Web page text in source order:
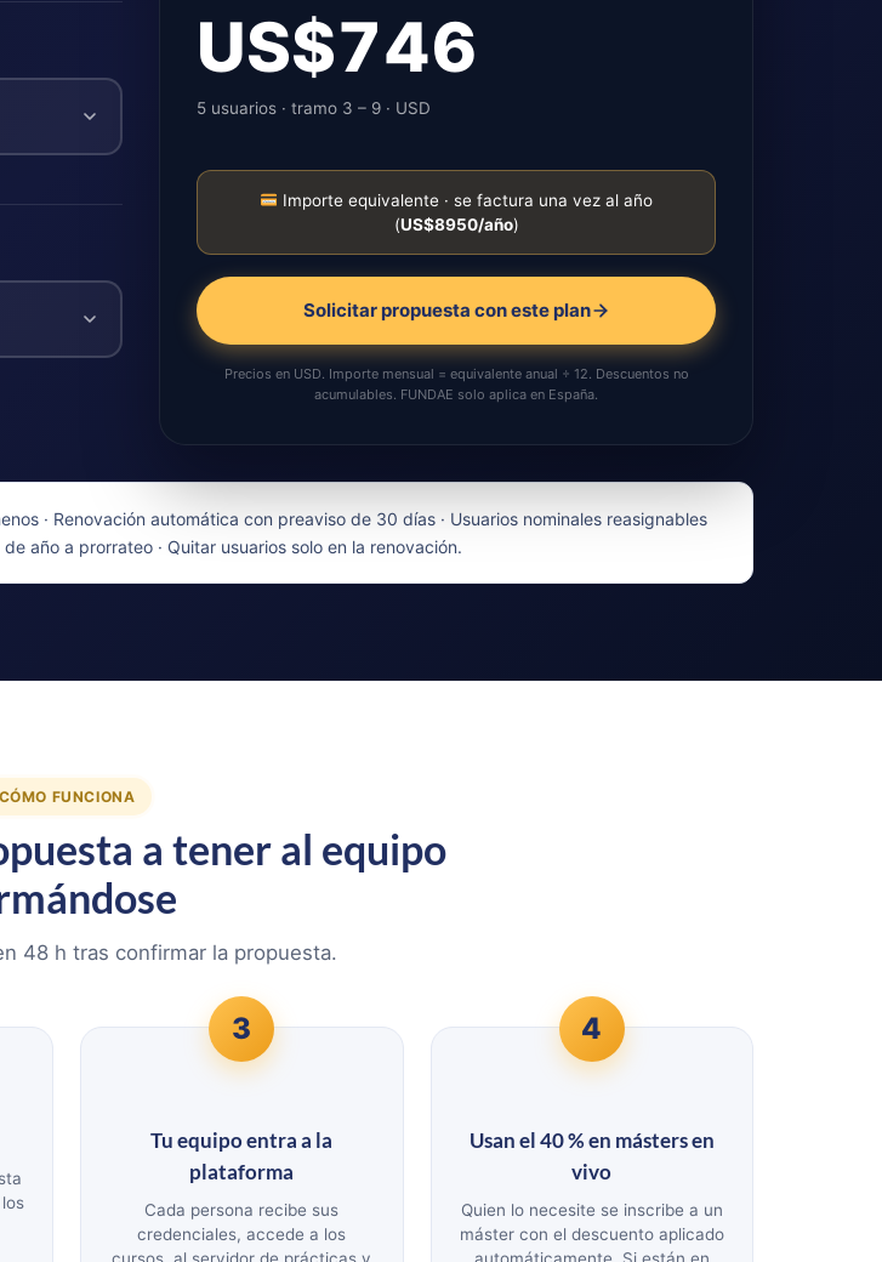
US$746
5 usuarios · tramo 3 – 9 · USD
Importe equivalente · se factura una vez al año
(US$8950/año)
Solicitar propuesta con este plan
Precios en USD. Importe mensual = equivalente anual ÷ 12. Descuentos no
acumulables. FUNDAE solo aplica en España.
· Renovación automática con preaviso de 30 días · Usuarios nominales reasignables
año a prorrateo · Quitar usuarios solo en la renovación.
CÓMO FUNCIONA
a tener al equipo
48 h tras confirmar la propuesta.
3
Tu equipo entra a la
plataforma
Cada persona recibe sus
credenciales, accede a los
4
Usan el 40 % en másters en
vivo
Quien lo necesite se inscribe a un
máster con el descuento aplicado